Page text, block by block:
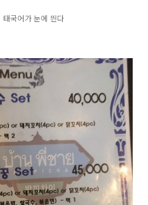
태국어가 눈에 띈다